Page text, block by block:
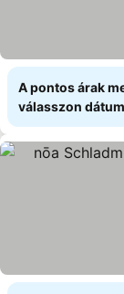
A pontos árak
válasszon